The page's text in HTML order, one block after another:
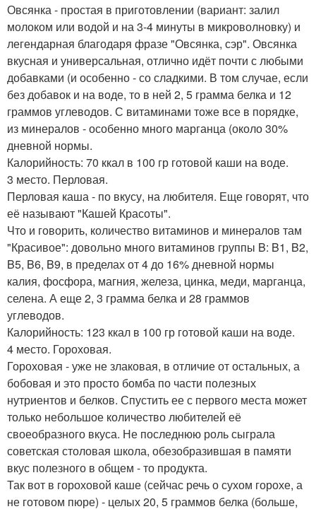
Овсянка - простая в приготовлении (вариант: залил
молоком или водой и на 3-4 минуты в микроволновку) и
легендарная благодаря фразе "Овсянка, сэр". Овсянка
вкусная и универсальная, отлично идёт почти с любыми
добавками (и особенно - со сладкими. В том случае, если
без добавок и на воде, то в ней 2, 5 грамма белка и 12
граммов углеводов. С витаминами тоже все в порядке,
из минералов - особенно много марганца (около 30%
дневной нормы.
Калорийность: 70 ккал в 100 гр готовой каши на воде.
3 место. Перловая.
Перловая каша - по вкусу, на любителя. Еще говорят, что
её называют "Кашей Красоты".
Что и говорить, количество витаминов и минералов там
"Красивое": довольно много витаминов группы B: B1, B2,
B5, B6, B9, в пределах от 4 до 16% дневной нормы
калия, фосфора, магния, железа, цинка, меди, марганца,
селена. А еще 2, 3 грамма белка и 28 граммов
углеводов.
Калорийность: 123 ккал в 100 гр готовой каши на воде.
4 место. Гороховая.
Гороховая - уже не злаковая, в отличие от остальных, а
бобовая и это просто бомба по части полезных
нутриентов и белков. Спустить ее с первого места может
только небольшое количество любителей её
своеобразного вкуса. Не последнюю роль сыграла
советская столовая школа, обезобразившая в памяти
вкус полезного в общем - то продукта.
Так вот в гороховой каше (сейчас речь о сухом горохе, а
не готовом пюре) - целых 20, 5 граммов белка (больше,